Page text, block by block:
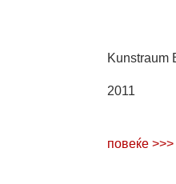
Kunstraum
2011
повеќе >>>